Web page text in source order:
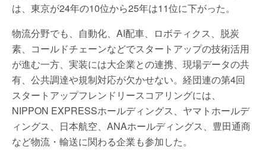
は、東京が24年の10位から25年は11位に下がった。
物流分野でも、自動化、AI配車、ロボティクス、脱炭
素、コールドチェーンなどでスタートアップの技術活用
が進む一方、実装には大企業との連携、現場データの共
有、公共調達や規制対応が欠かせない。経団連の第4回
スタートアップフレンドリースコアリングには、
NIPPON EXPRESSホールディングス、ヤマトホールデ
ィングス、日本航空、ANAホールディングス、豊田通商
など物流・輸送に関わる企業も参加した。